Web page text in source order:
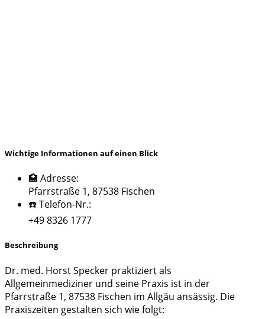
Wichtige Informationen auf einen Blick
🏥 Adresse:
Pfarrstraße 1, 87538 Fischen
☎️ Telefon-Nr.:
+49 8326 1777
Beschreibung
Dr. med. Horst Specker praktiziert als
Allgemeinmediziner und seine Praxis ist in der
Pfarrstraße 1, 87538 Fischen im Allgäu ansässig. Die
Praxiszeiten gestalten sich wie folgt: